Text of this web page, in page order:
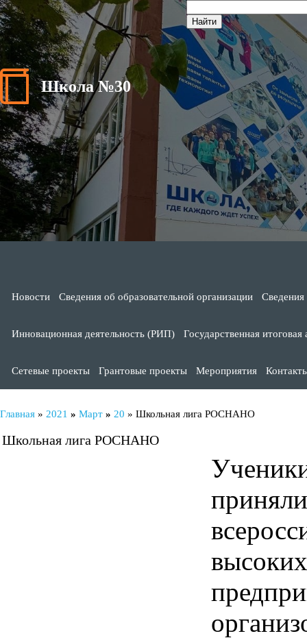
Школа №30
Новости Сведения об образовательной организации Сведения
Инновационная деятельность (РИП) Государственная итоговая
Сетевые проекты Грантовые проекты Мероприятия
Главная » 2021 » Март » 20 » Школьная лига РОСНАНО
Школьная лига РОСНАНО